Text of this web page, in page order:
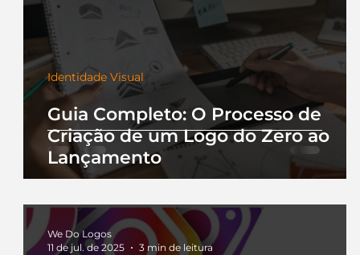
Guia Completo: O Processo de
Criação de um Logo do Zero ao
Lançamento
Identidade Visual
We Do Logos
11 de jul. de 2025
3 min de leitura